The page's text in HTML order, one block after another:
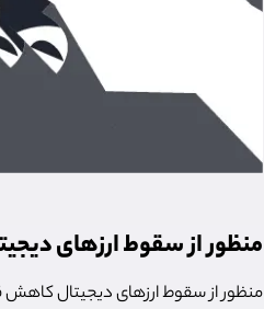
منظور از سقوط ارزهای
منظور از سقوط ارزهای دیجیتال